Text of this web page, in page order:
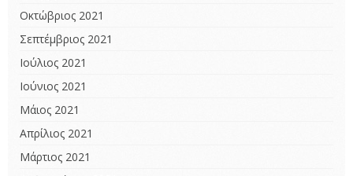
Οκτώβριος 2021
Σεπτέμβριος 2021
Ιούλιος 2021
Ιούνιος 2021
Μάιος 2021
Απρίλιος 2021
Μάρτιος 2021